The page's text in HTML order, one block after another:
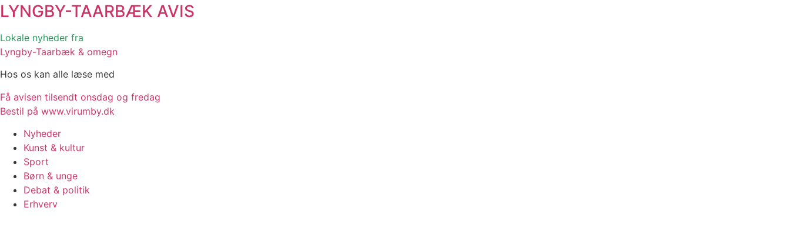
LYNGBY-TAARBÆK AVIS
Lokale nyheder fra
Lyngby-Taarbæk & omegn
Hos os kan alle læse med
Få avisen tilsendt onsdag og fredag
Bestil på www.virumby.dk
Nyheder
Kunst & kultur
Sport
Børn & unge
Debat & politik
Erhverv